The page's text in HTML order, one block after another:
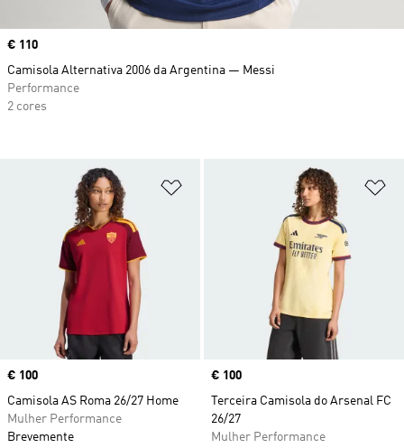
Adicionar à Lista de Desejos
Price
€ 100
Camisola AS Roma 26/27 Home
Mulher Performance
Brevemente
Price
€ 100
Terceira Camisola do Arsenal FC
26/27
Mulher Performance
Price
€ 110
Camisola Alternativa 2006 da Argentina — Messi
Performance
2 cores